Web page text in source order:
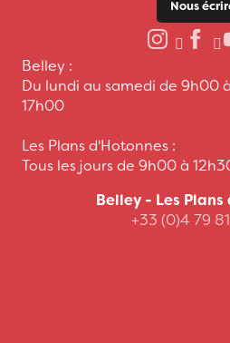
Nous
Belley :
Du lundi au samedi de 9h00
17h00
Les Plans d'Hotonnes :
Tous les jours de 9h00 à
Belley - Les Plans
+33 (0)4 79